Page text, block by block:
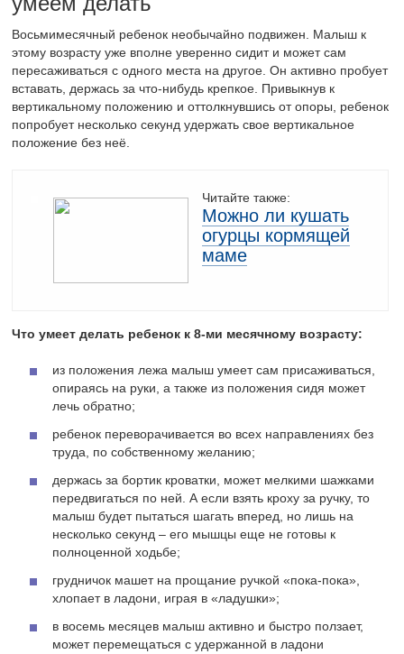
Восьмимесячный ребенок необычайно подвижен. Малыш к
этому возрасту уже вполне уверенно сидит и может сам
пересаживаться с одного места на другое. Он активно пробует
вставать, держась за что-нибудь крепкое. Привыкнув к
вертикальному положению и оттолкнувшись от опоры, ребенок
попробует несколько секунд удержать свое вертикальное
положение без неё.
Читайте также:
Можно ли кушать
огурцы кормящей
маме
Что умеет делать ребенок к 8-ми месячному возрасту:
из положения лежа малыш умеет сам присаживаться,
опираясь на руки, а также из положения сидя может
лечь обратно;
ребенок переворачивается во всех направлениях без
труда, по собственному желанию;
держась за бортик кроватки, может мелкими шажками
передвигаться по ней. А если взять кроху за ручку, то
малыш будет пытаться шагать вперед, но лишь на
несколько секунд – его мышцы еще не готовы к
полноценной ходьбе;
грудничок машет на прощание ручкой «пока-пока»,
хлопает в ладони, играя в «ладушки»;
в восемь месяцев малыш активно и быстро ползает,
может перемещаться с удержанной в ладони